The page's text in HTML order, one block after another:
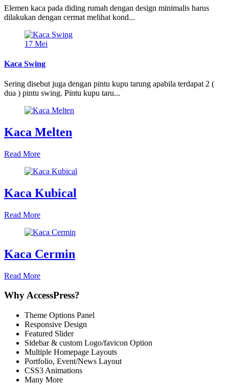
Elemen kaca pada diding rumah dengan design minimalis harus
dilakukan dengan cermat melihat kond...
17 Mei
Kaca Swing
Sering disebut juga dengan pintu kupu tarung apabila terdapat 2 (
dua ) pintu swing. Pintu kupu taru...
Kaca Melten
Read More
Kaca Kubical
Read More
Kaca Cermin
Read More
Why AccessPress?
Theme Options Panel
Responsive Design
Featured Slider
Sidebar & custom Logo/favicon Option
Multiple Homepage Layouts
Portfolio, Event/News Layout
CSS3 Animations
Many More